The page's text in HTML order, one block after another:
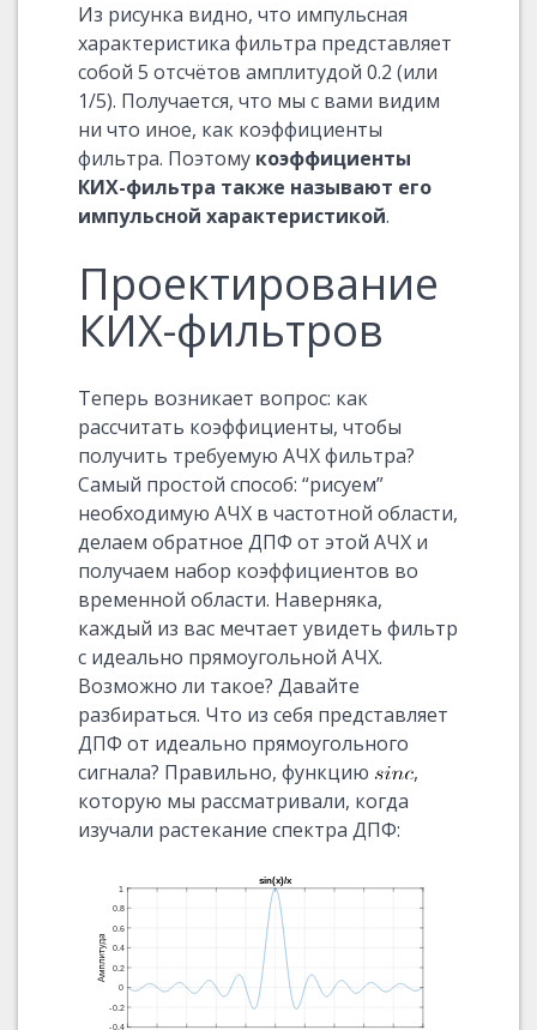
Из рисунка видно, что импульсная
характеристика фильтра представляет
собой 5 отсчётов амплитудой 0.2 (или
1/5). Получается, что мы с вами видим
ни что иное, как коэффициенты
фильтра. Поэтому коэффициенты
КИХ-фильтра также называют его
импульсной характеристикой.
Проектирование
КИХ-фильтров
Теперь возникает вопрос: как
рассчитать коэффициенты, чтобы
получить требуемую АЧХ фильтра?
Самый простой способ: “рисуем”
необходимую АЧХ в частотной области,
делаем обратное ДПФ от этой АЧХ и
получаем набор коэффициентов во
временной области. Наверняка,
каждый из вас мечтает увидеть фильтр
с идеально прямоугольной АЧХ.
Возможно ли такое? Давайте
разбираться. Что из себя представляет
ДПФ от идеально прямоугольного
сигнала? Правильно, функцию
,
которую мы рассматривали, когда
изучали растекание спектра ДПФ: